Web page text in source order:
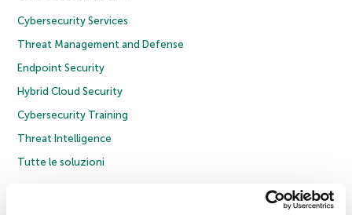
Cybersecurity Services
Threat Management and Defense
Endpoint Security
Hybrid Cloud Security
Cybersecurity Training
Threat Intelligence
Tutte le soluzioni
Informativa sulla privacy